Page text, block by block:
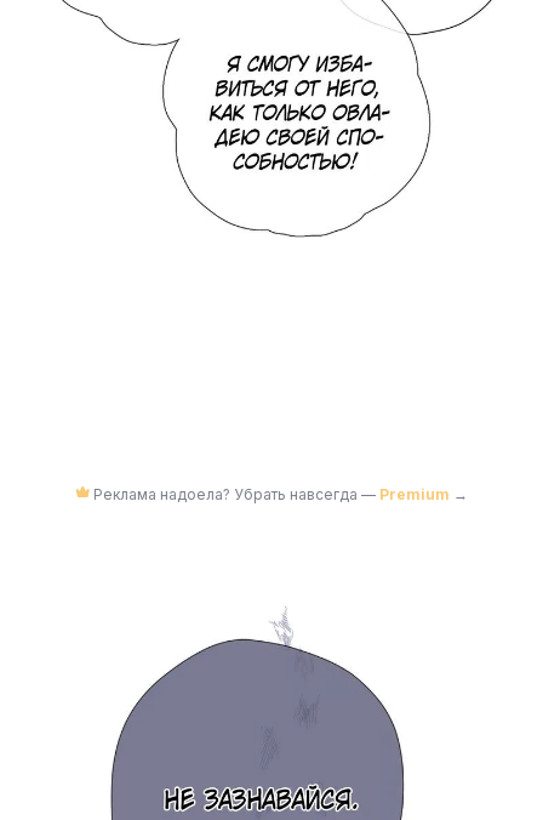
Реклама надоела? Убрать навсегда — Premium →